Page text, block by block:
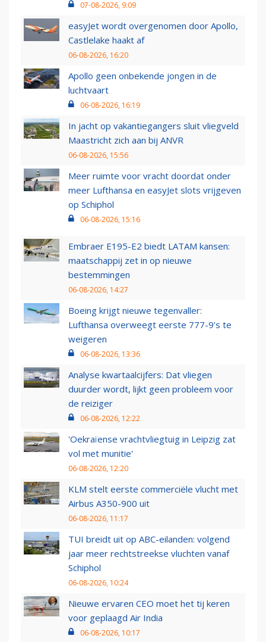
07-08-2026, 9:09
easyJet wordt overgenomen door Apollo,
Castlelake haakt af
06-08-2026, 16:20
Apollo geen onbekende jongen in de
luchtvaart
06-08-2026, 16:19
In jacht op vakantiegangers sluit vliegveld
Maastricht zich aan bij ANVR
06-08-2026, 15:56
Meer ruimte voor vracht doordat onder
meer Lufthansa en easyJet slots vrijgeven
op Schiphol
06-08-2026, 15:16
Embraer E195-E2 biedt LATAM kansen:
maatschappij zet in op nieuwe
bestemmingen
06-08-2026, 14:27
Boeing krijgt nieuwe tegenvaller:
Lufthansa overweegt eerste 777-9’s te
weigeren
06-08-2026, 13:36
Analyse kwartaalcijfers: Dat vliegen
duurder wordt, lijkt geen probleem voor
de reiziger
06-08-2026, 12:22
'Oekraïense vrachtvliegtuig in Leipzig zat
vol met munitie'
06-08-2026, 12:20
KLM stelt eerste commerciële vlucht met
Airbus A350-900 uit
06-08-2026, 11:17
TUI breidt uit op ABC-eilanden: volgend
jaar meer rechtstreekse vluchten vanaf
Schiphol
06-08-2026, 10:24
Nieuwe ervaren CEO moet het tij keren
voor geplaagd Air India
06-08-2026, 10:17